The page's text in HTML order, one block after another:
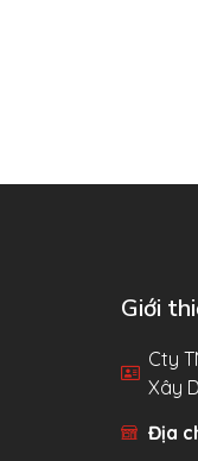
Giới
Cty
Xây
Địa